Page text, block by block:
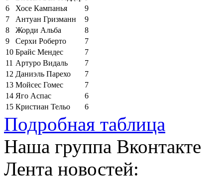
6
Хосе Кампанья
9
7
Антуан Гризманн
9
8
Жорди Альба
8
9
Серхи Роберто
7
10 Брайс Мендес
7
11 Артуро Видаль
7
12 Даниэль Парехо
7
13 Мойсес Гомес
7
14 Яго Аспас
6
15 Кристиан Тельо 6
Подробная таблица
Наша группа Вконтакте
Лента новостей: